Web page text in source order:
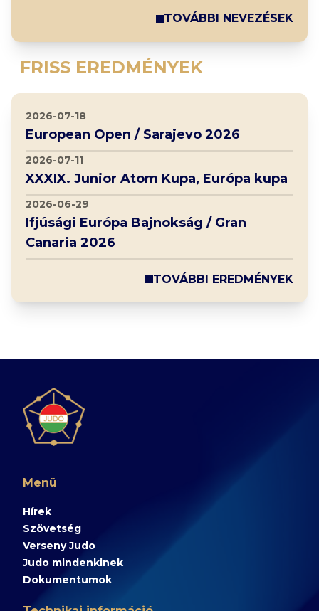
FRISS EREDMÉNYEK
TOVÁBBI NEVEZÉSEK
2026-07-18
European Open / Sarajevo 2026
2026-07-11
XXXIX. Junior Atom Kupa, Európa kupa
2026-06-29
Ifjúsági Európa Bajnokság / Gran
Canaria 2026
TOVÁBBI EREDMÉNYEK
Menü
Hírek
Szövetség
Verseny Judo
Judo mindenkinek
Dokumentumok